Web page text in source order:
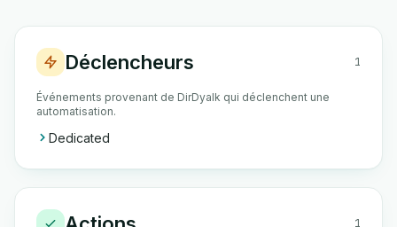
Déclencheurs 1
Événements provenant de DirDyalk qui déclenchent une
automatisation.
Dedicated
1